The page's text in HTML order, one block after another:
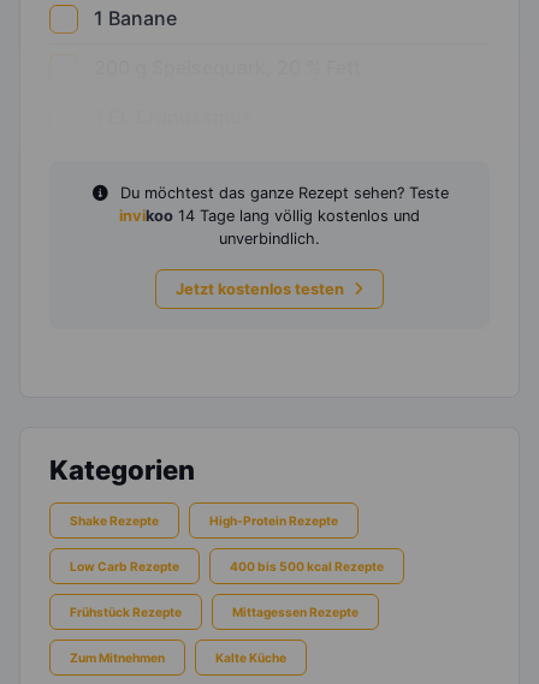
1 Banane
Du möchtest das ganze Rezept sehen? Teste
invikoo 14 Tage lang völlig kostenlos und
unverbindlich.
Jetzt kostenlos testen
Kategorien
Shake Rezepte High-Protein Rezepte
Low Carb Rezepte 400 bis 500 kcal Rezepte
Frühstück Rezepte Mittagessen Rezepte
Zum Mitnehmen Kalte Küche